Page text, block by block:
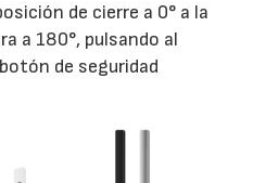
de cierre a 0° a la
a 180°, pulsando al
de seguridad